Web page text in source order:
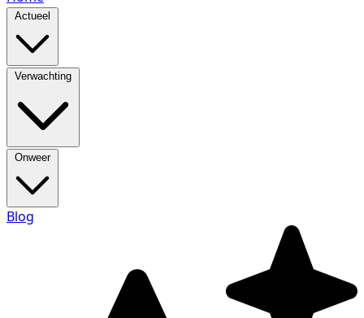
Actueel
Verwachting
Onweer
Blog